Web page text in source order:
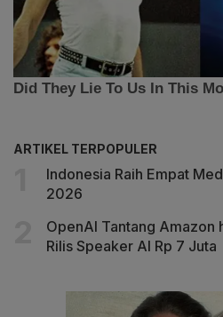
ARTIKEL TERPOPULER
Indonesia Raih Empat
2026
OpenAI Tantang Amazon
Rilis Speaker AI Rp 7 Juta